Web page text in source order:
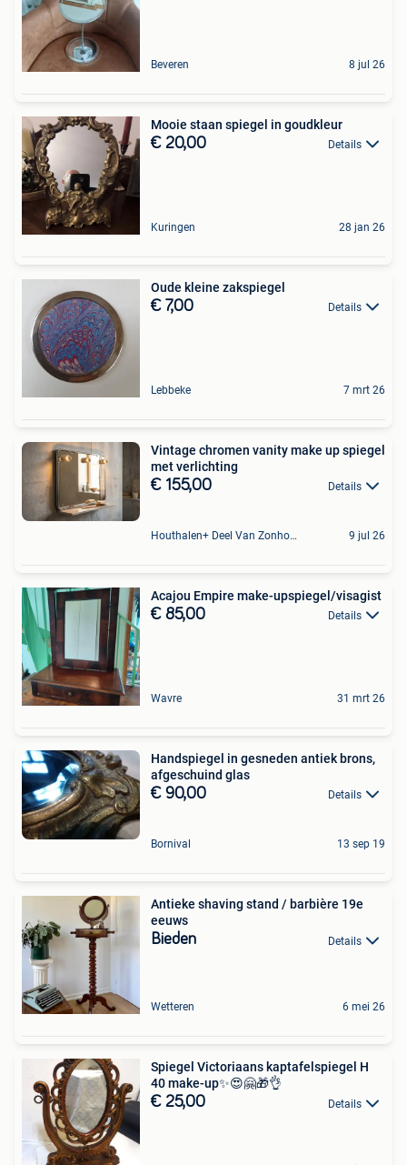
Beveren 8 jul 26
Mooie staan spiegel in goudkleur
€ 20,00 Details
Kuringen 28 jan 26
Oude kleine zakspiegel
€ 7,00 Details
Lebbeke 7 mrt 26
Vintage chromen vanity make up spiegel
met verlichting
€ 155,00 Details
Houthalen+ Deel Van Zonhoven En Zolder 9 jul 26
Acajou Empire make-upspiegel/visagist
€ 85,00 Details
Wavre 31 mrt 26
Handspiegel in gesneden antiek brons,
afgeschuind glas
€ 90,00 Details
Bornival 13 sep 19
Antieke shaving stand / barbière 19e
eeuws
Bieden Details
Wetteren 6 mei 26
Spiegel Victoriaans kaptafelspiegel H
40 make-up✨😍🤗🎁👌
€ 25,00 Details